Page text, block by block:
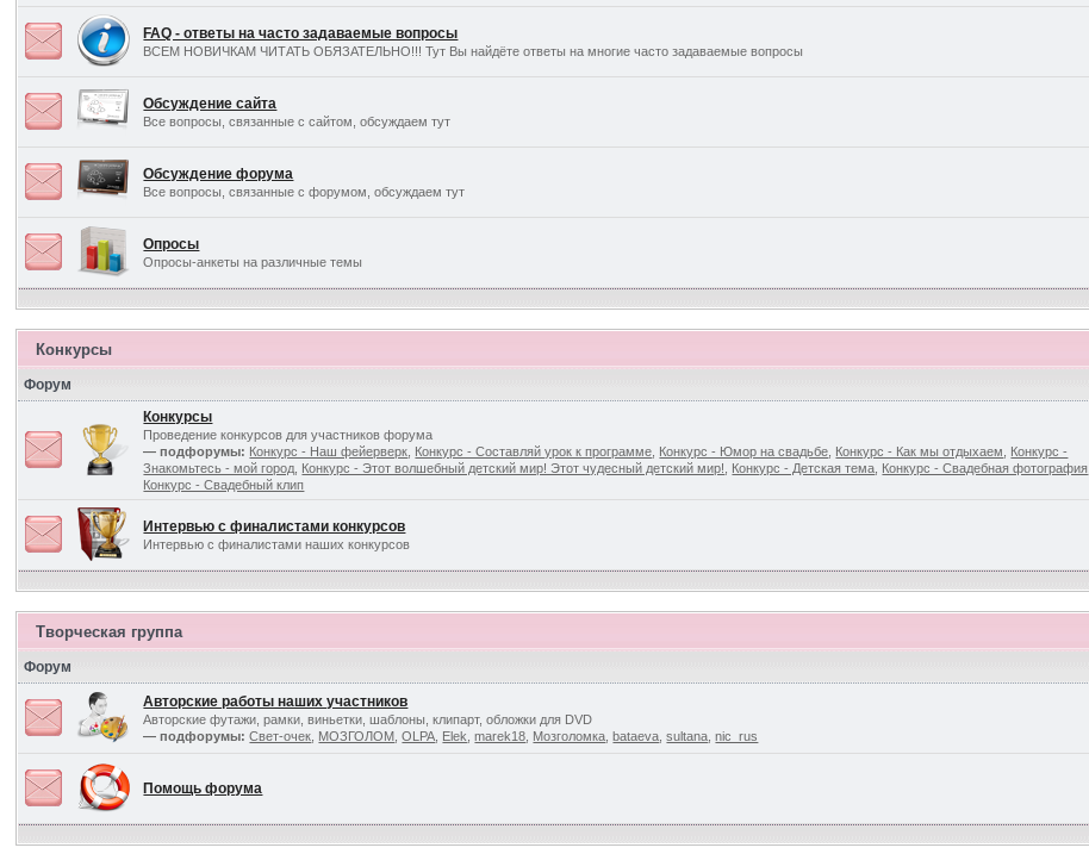
FAQ - ответы на часто задаваемые вопросы
ВСЕМ НОВИЧКАМ ЧИТАТЬ ОБЯЗАТЕЛЬНО!!! Тут Вы найдёте ответы на многие часто задаваемые вопросы
Обсуждение сайта
Все вопросы, связанные с сайтом, обсуждаем тут
Обсуждение форума
Все вопросы, связанные с форумом, обсуждаем тут
Опросы
Опросы-анкеты на различные темы
Конкурсы
Форум
Конкурсы
Проведение конкурсов для участников форума
— подфорумы: Конкурс - Наш фейерверк Конкурс - Составляй урок к программе Конкурс - Юмор на свадьбе Конкурс - Как мы отдыхаем
Конкурс -
Знакомьтесь - мой город Конкурс - Этот волшебный детский мир! Этот чудесный детский мир! Конкурс - Детская тема Конкурс - Свадебная фотография
Конкурс - Свадебный клип
Интервью с финалистами конкурсов
Интервью с финалистами наших конкурсов
Творческая группа
Форум
Авторские работы наших участников
Авторские футажи, рамки, виньетки, шаблоны, клипарт, обложки для DVD
— подфорумы: Свет-очек МОЗГОЛОМ ,OLPA Elek ,marek18 Мозголомка ,bataeva ,sultana ,nic_rus
Помощь форума